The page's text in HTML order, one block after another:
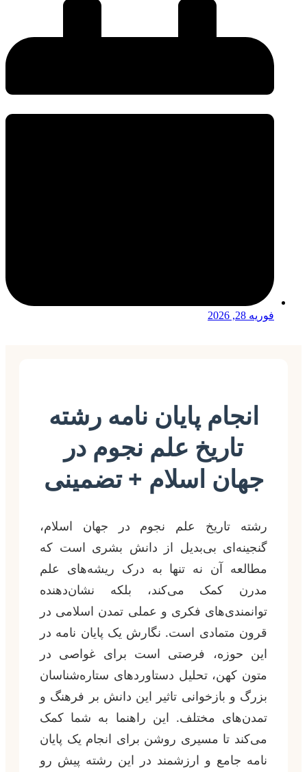
فوریه 28, 2026
انجام پایان نامه رشته
تاریخ علم نجوم در
جهان اسلام + تضمینی
رشته تاریخ علم نجوم در جهان اسلام،
گنجینه‌ای بی‌بدیل از دانش بشری است که
مطالعه آن نه تنها به درک ریشه‌های علم
مدرن کمک می‌کند، بلکه نشان‌دهنده
توانمندی‌های فکری و عملی تمدن اسلامی در
قرون متمادی است. نگارش یک پایان نامه در
این حوزه، فرصتی است برای غواصی در
متون کهن، تحلیل دستاوردهای ستاره‌شناسان
بزرگ و بازخوانی تاثیر این دانش بر فرهنگ و
تمدن‌های مختلف. این راهنما به شما کمک
می‌کند تا مسیری روشن برای انجام یک پایان
نامه جامع و ارزشمند در این رشته پیش رو